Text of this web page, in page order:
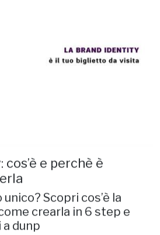
e perchè è
Scopri cos’è la
crearla in 6 step e
dunp